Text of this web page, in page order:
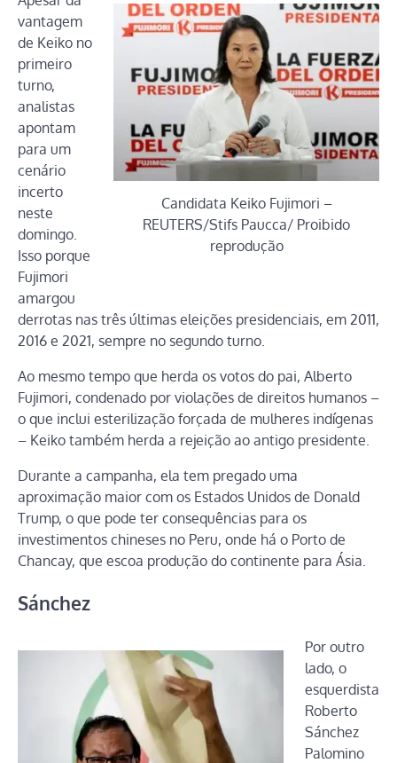
Candidata Keiko Fujimori –
REUTERS/Stifs Paucca/ Proibido
reprodução
vantagem
de Keiko no
primeiro
turno,
analistas
apontam
para um
cenário
incerto
neste
domingo.
Isso porque
Fujimori
amargou
derrotas nas três últimas eleições presidenciais, em 2011,
2016 e 2021, sempre no segundo turno.
Ao mesmo tempo que herda os votos do pai, Alberto
Fujimori, condenado por violações de direitos humanos –
o que inclui esterilização forçada de mulheres indígenas
– Keiko também herda a rejeição ao antigo presidente.
Durante a campanha, ela tem pregado uma
aproximação maior com os Estados Unidos de Donald
Trump, o que pode ter consequências para os
investimentos chineses no Peru, onde há o Porto de
Chancay, que escoa produção do continente para Ásia.
Sánchez
Por outro
lado, o
esquerdista
Roberto
Sánchez
Palomino